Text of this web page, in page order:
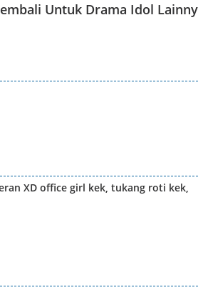
Untuk Drama Idol
XD office girl kek, tukang roti kek,